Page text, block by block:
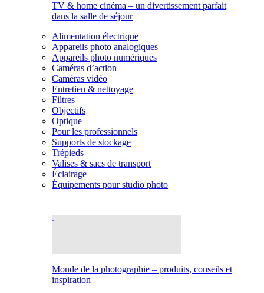
TV & home cinéma – un divertissement parfait
dans la salle de séjour
Alimentation électrique
Appareils photo analogiques
Appareils photo numériques
Caméras d’action
Caméras vidéo
Entretien & nettoyage
Filtres
Objectifs
Optique
Pour les professionnels
Supports de stockage
Trépieds
Valises & sacs de transport
Éclairage
Équipements pour studio photo
Monde de la photographie – produits, conseils et
inspiration